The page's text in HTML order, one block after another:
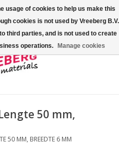
0 Artikelen - €0,00
50 mm,
50 MM, BREEDTE 6 MM
usage of cookies to help us make this
cookies is not used by Vreeberg B.V.
third parties, and is not used to create
operations.
Manage cookies